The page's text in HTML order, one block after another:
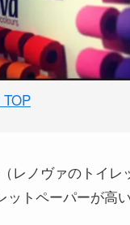
レノヴァのトイ
ットペーパーが高